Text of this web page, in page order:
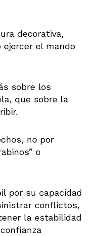
decorativa,
ejercer el mando
sobre los
que sobre la
no por
o
por su capacidad
conflictos,
la estabilidad